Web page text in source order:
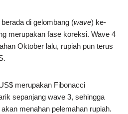
di gelombang (wave) ke-
merupakan fase koreksi. Wave 4
Oktober lalu, rupiah pun terus
merupakan Fibonacci
sepanjang wave 3, sehingga
menahan pelemahan rupiah.